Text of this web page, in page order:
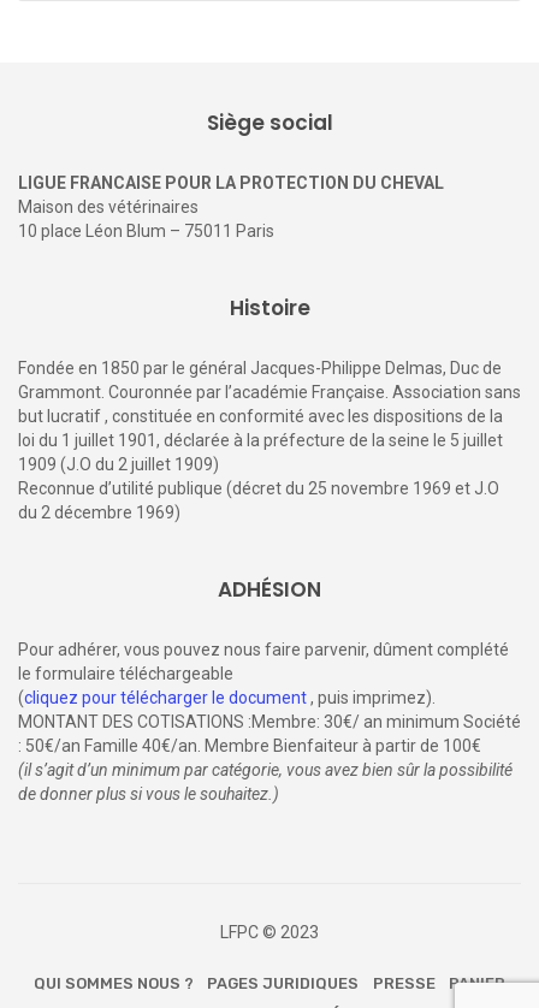
Siège social
LIGUE FRANCAISE POUR LA PROTECTION DU CHEVAL
Maison des vétérinaires
10 place Léon Blum – 75011 Paris
Histoire
Fondée en 1850 par le général Jacques-Philippe Delmas, Duc de
Grammont. Couronnée par l’académie Française. Association sans
but lucratif , constituée en conformité avec les dispositions de la
loi du 1 juillet 1901, déclarée à la préfecture de la seine le 5 juillet
1909 (J.O du 2 juillet 1909)
Reconnue d’utilité publique (décret du 25 novembre 1969 et J.O
du 2 décembre 1969)
ADHÉSION
Pour adhérer, vous pouvez nous faire parvenir, dûment complété
le formulaire téléchargeable
(cliquez pour télécharger le document, puis imprimez).
MONTANT DES COTISATIONS :Membre: 30€/ an minimum Société
: 50€/an Famille 40€/an. Membre Bienfaiteur à partir de 100€
(il s’agit d’un minimum par catégorie, vous avez bien sûr la possibilité
de donner plus si vous le souhaitez.)
LFPC © 2023
QUI SOMMES NOUS ? PAGES JURIDIQUES PRESSE
PANIER